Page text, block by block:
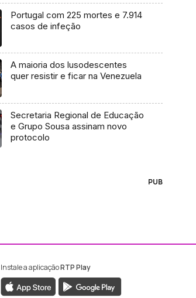
Portugal com 225 mortes e 7.914
casos de infeção
A maioria dos lusodescentes
quer resistir e ficar na Venezuela
Secretaria Regional de Educação
e Grupo Sousa assinam novo
protocolo
PUB
Madeira
RTP Madeira
Instale a aplicaçãoRTP Play